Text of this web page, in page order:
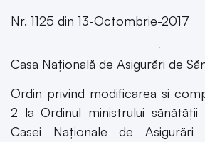
Nr. 1125 din 13-Octombrie-2017
Casa Națională de Asigurări de
Ordin privind modificarea și
2 la Ordinul ministrului sănătății
Casei Naționale de